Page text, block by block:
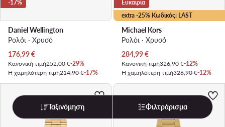
-17%
Daniel Wellington
Ρολόι · Χρυσό
Τρέχουσα τιμή
176,99€
Κανονική τιμή252,00 €-29%
Η χαμηλότερη τιμή214,90 €-17%
extra -25% Κωδικός: LAST
Ευκαιρία
Michael Kors
Ρολόι · Χρυσό
Τρέχουσα τιμή
284,99€
Κανονική τιμή326,90 €-12%
Η χαμηλότερη τιμή326,90 €-12%
Ταξινόμηση Φιλτράρισμα